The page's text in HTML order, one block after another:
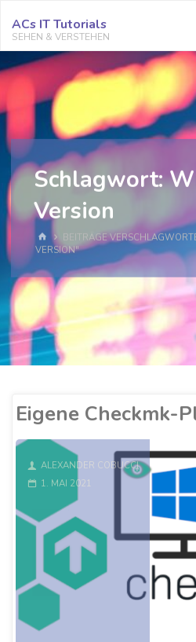
Inhalt
springen
ACs IT Tutorials
SEHEN & VERSTEHEN
Schlagwort:
Version
STARTBEITRÄGE
VERSION"
Eigene Checkmk-
ALEXANDER COBUCCI
1. MAI 2021